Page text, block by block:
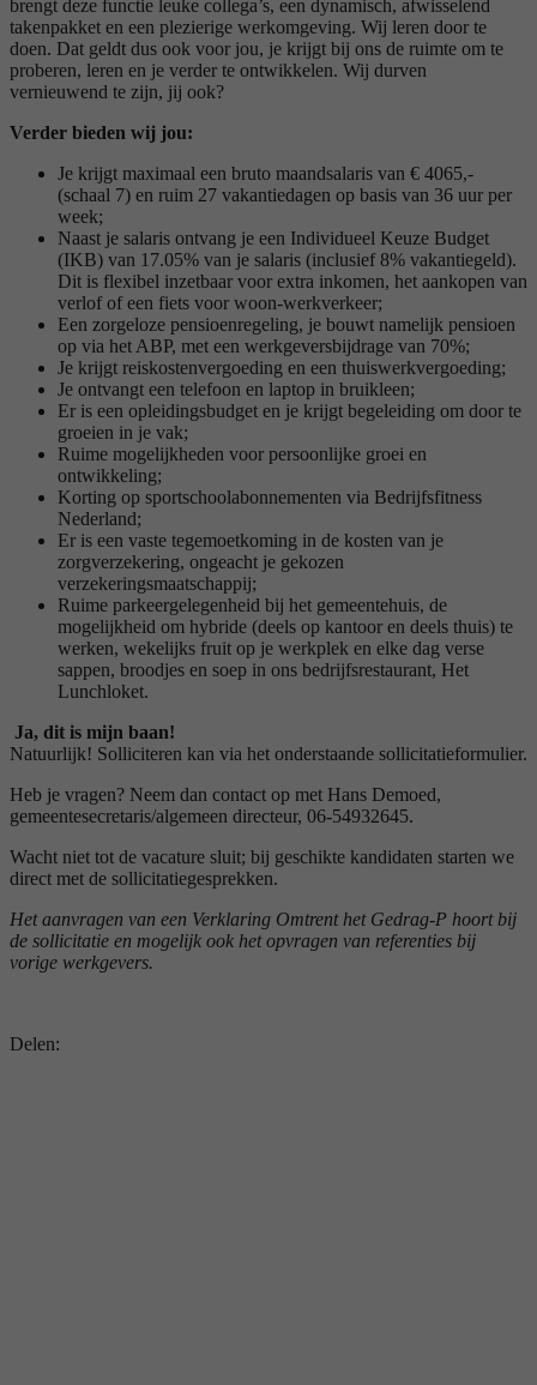
brengt deze functie leuke collega’s, een dynamisch, afwisselend
takenpakket en een plezierige werkomgeving. Wij leren door te
doen. Dat geldt dus ook voor jou, je krijgt bij ons de ruimte om te
proberen, leren en je verder te ontwikkelen. Wij durven
vernieuwend te zijn, jij ook?
Verder bieden wij jou:
Je krijgt maximaal een bruto maandsalaris van € 4065,-
(schaal 7) en ruim 27 vakantiedagen op basis van 36 uur per
week;
Naast je salaris ontvang je een Individueel Keuze Budget
(IKB) van 17.05% van je salaris (inclusief 8% vakantiegeld).
Dit is flexibel inzetbaar voor extra inkomen, het aankopen van
verlof of een fiets voor woon-werkverkeer;
Een zorgeloze pensioenregeling, je bouwt namelijk pensioen
op via het ABP, met een werkgeversbijdrage van 70%;
Je krijgt reiskostenvergoeding en een thuiswerkvergoeding;
Je ontvangt een telefoon en laptop in bruikleen;
Er is een opleidingsbudget en je krijgt begeleiding om door te
groeien in je vak;
Ruime mogelijkheden voor persoonlijke groei en
ontwikkeling;
Korting op sportschoolabonnementen via Bedrijfsfitness
Nederland;
Er is een vaste tegemoetkoming in de kosten van je
zorgverzekering, ongeacht je gekozen
verzekeringsmaatschappij;
Ruime parkeergelegenheid bij het gemeentehuis, de
mogelijkheid om hybride (deels op kantoor en deels thuis) te
werken, wekelijks fruit op je werkplek en elke dag verse
sappen, broodjes en soep in ons bedrijfsrestaurant, Het
Lunchloket.
Ja, dit is mijn baan!
Natuurlijk! Solliciteren kan via het onderstaande sollicitatieformulier.
Heb je vragen? Neem dan contact op met Hans Demoed,
gemeentesecretaris/algemeen directeur, 06-54932645.
Wacht niet tot de vacature sluit; bij geschikte kandidaten starten we
direct met de sollicitatiegesprekken.
Het aanvragen van een Verklaring Omtrent het Gedrag-P hoort bij
de sollicitatie en mogelijk ook het opvragen van referenties bij
vorige werkgevers.
Delen: